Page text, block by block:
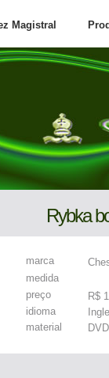
Magistral
Rybka
marca
medida
preço
R$
idioma
material
DVD